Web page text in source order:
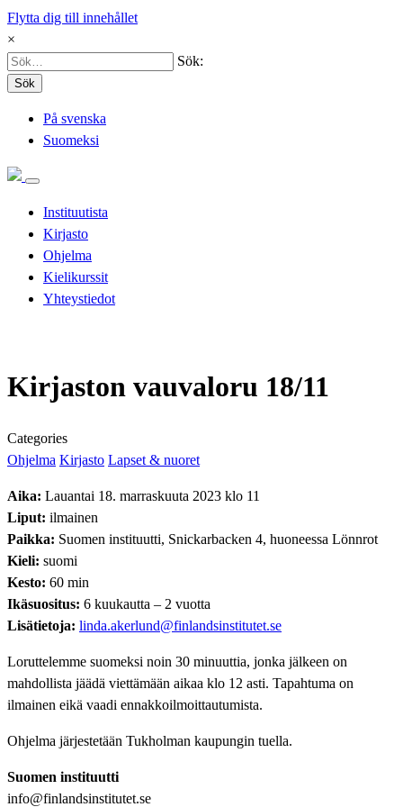
Flytta dig till innehållet
×
Sök:
Sök
På svenska
Suomeksi
Instituutista
Kirjasto
Ohjelma
Kielikurssit
Yhteystiedot
Kirjaston vauvaloru 18/11
Categories
Ohjelma Kirjasto Lapset & nuoret
Aika: Lauantai 18. marraskuuta 2023 klo 11
Liput: ilmainen
Paikka: Suomen instituutti, Snickarbacken 4, huoneessa Lönnrot
Kieli: suomi
Kesto: 60 min
Ikäsuositus: 6 kuukautta – 2 vuotta
Lisätietoja: linda.akerlund@finlandsinstitutet.se
Loruttelemme suomeksi noin 30 minuuttia, jonka jälkeen on
mahdollista jäädä viettämään aikaa klo 12 asti. Tapahtuma on
ilmainen eikä vaadi ennakkoilmoittautumista.
Ohjelma järjestetään Tukholman kaupungin tuella.
Suomen instituutti
info@finlandsinstitutet.se